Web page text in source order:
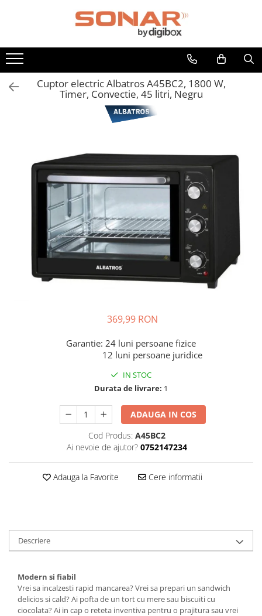
Televizoare
Telefoane mobile si accesorii
Incarcatoare
Suport auto
Boxe Portabile
Casti Audio
Radio Ceas
Componente PC - Periferice
Dispozitive intare
Produse Incorporabile
Cuptor incorporabil electric
Masina de spalat vase
incorporabila
Casa si bucatarie
Ceasuri
cutie bijuteriie
Difuzor arome
Lumanari
Cuptor electric Albatros A45BC2, 1800 W,
Timer, Convectie, 45 litri, Negru
369,99 RON
Garantie: 24 luni persoane fizice
12 luni persoane juridice
IN STOC
Durata de livrare: 1
ADAUGA IN COS
Cod Produs: A45BC2
Ai nevoie de ajutor? 0752147234
Adauga la Favorite Cere informatii
Descriere
Modern si fiabil
Vrei sa incalzesti rapid mancarea? Vrei sa prepari un sandwich
delicios si cald? Ai pofta de un tort cu mere sau biscuiti cu
ciocolata? Ai in cap o reteta inventiva pentru o prajitura sau vrei